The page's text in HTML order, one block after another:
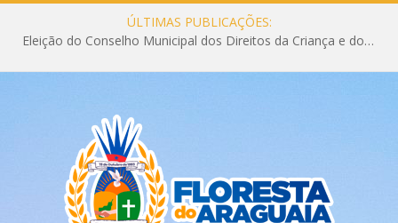
ÚLTIMAS PUBLICAÇÕES:
Eleição do Conselho Municipal dos Direitos da Criança e do Adolescente CMDCA 2026